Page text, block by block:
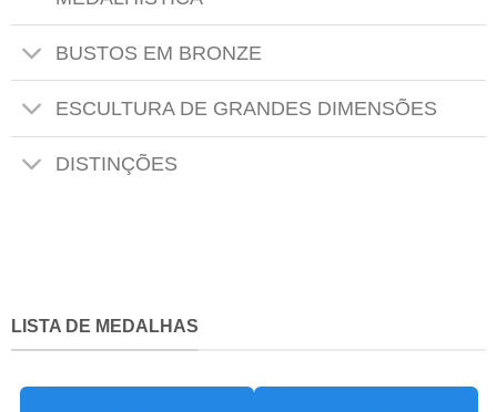
BUSTOS EM BRONZE
ESCULTURA DE GRANDES DIMENSÕES
DISTINÇÕES
LISTA DE MEDALHAS